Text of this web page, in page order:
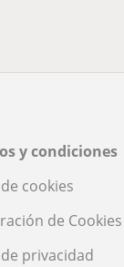
y condiciones
cookies
de Cookies
privacidad